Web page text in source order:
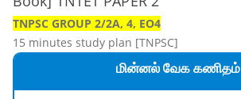
TNPSC GROUP 2/2A, 4, EO4
15 minutes study plan [TNPSC]
மின்னல் வேக கணிதம்